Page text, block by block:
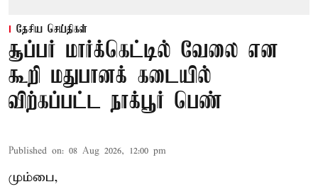
தேசிய செய்திகள்
சூப்பர் மார்க்கெட்டில் வேலை என
கூறி மதுபானக் கடையில்
விற்கப்பட்ட நாக்பூர் பெண்
Published on: 08 Aug 2026, 12:00 pm
மும்பை,